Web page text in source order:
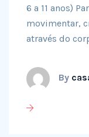
6 a 11 anos)
movimentar,
através do
By